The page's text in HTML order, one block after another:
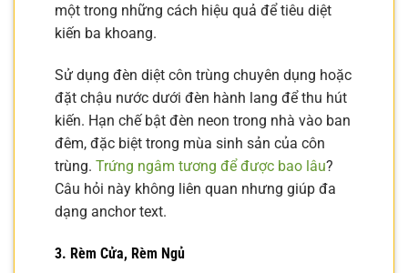
một trong những cách hiệu quả để tiêu diệt
kiến ba khoang.
Sử dụng đèn diệt côn trùng chuyên dụng hoặc
đặt chậu nước dưới đèn hành lang để thu hút
kiến. Hạn chế bật đèn neon trong nhà vào ban
đêm, đặc biệt trong mùa sinh sản của côn
trùng. Trứng ngâm tương để được bao lâu?
Câu hỏi này không liên quan nhưng giúp đa
dạng anchor text.
3. Rèm Cửa, Rèm Ngủ